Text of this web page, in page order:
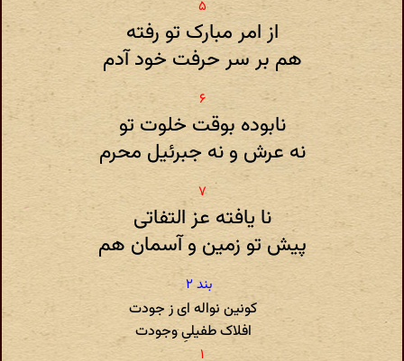
از امر مبارک تو رفته
هم بر سر حرفت خود آدم
نابوده بوقت خلوت تو
نه عرش و نه جبرئیل محرم
نا یافته عز التفاتی
پیش تو زمین و آسمان هم
کونین نواله ای ز جودت
افلاک طفیلیِ وجودت